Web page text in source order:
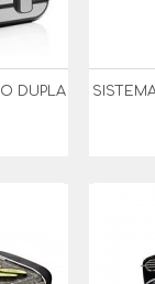
DUPLA